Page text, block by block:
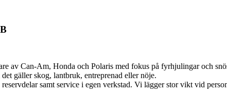
av Can-Am, Honda och Polaris med fokus på fyrhjulingar och
gäller skog, lantbruk, entreprenad eller nöje.
samt service i egen verkstad. Vi lägger stor vikt vid